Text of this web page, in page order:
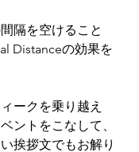
隔を空けること
Distanceの効果を
ークを乗り越え
ントをこなして、
挨拶文でもお解り